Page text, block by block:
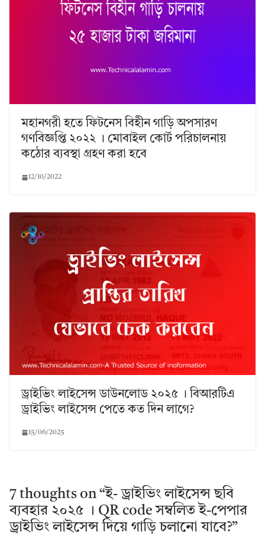
মহানগরী হতে ফিটনেস বিহীন গাড়ি অপসারণ
গণবিজ্ঞপ্তি ২০২২ । মোবাইল কোর্ট পরিচালনায়
কঠোর ব্যবস্থা গ্রহণ করা হবে
12/10/2022
ড্রাইভিং লাইসেন্স ডাউনলোড ২০২৫ । বিআরটিএ
ড্রাইভিং লাইসেন্স পেতে কত দিন লাগে?
15/06/2025
7 thoughts on “ই- ড্রাইভিং লাইসেন্স ছবি
ব্যবহার ২০২৫ । QR code সম্বলিত ই-পেপার
ড্রাইভিং লাইসেন্স দিয়ে গাড়ি চলানো যাবে?”